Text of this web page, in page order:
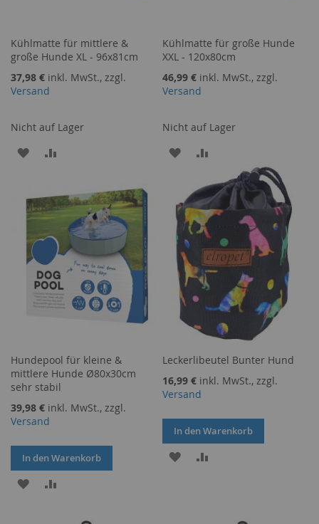
Kühlmatte für mittlere &
große Hunde XL - 96x81cm
37,98 € inkl. MwSt., zzgl.
Versand
Nicht auf Lager
ZUR
HINZUFÜGEN
HINZUFÜGEN
Kühlmatte für große Hunde
XXL - 120x80cm
46,99 € inkl. MwSt., zzgl.
Versand
Nicht auf Lager
ZUR
WUNSCHLISTE
HINZUFÜGEN
VERGLEICHSLISTE
HINZUFÜGEN
Hundepool für kleine &
mittlere Hunde Ø80x30cm
sehr stabil
39,98 € inkl. MwSt., zzgl.
Versand
In den Warenkorb
ZUR
Leckerlibeutel Bunter Hund
16,99 € inkl. MwSt., zzgl.
Versand
In den Warenkorb
ZUR